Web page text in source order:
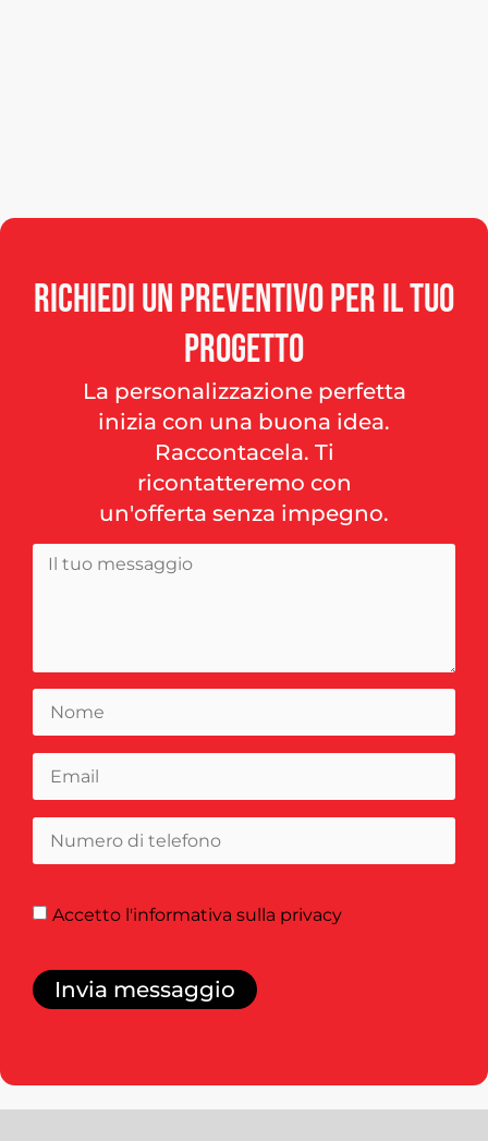
Richiediunpreventivoperiltuo
progetto
La personalizzazione perfetta
inizia con una buona idea.
Raccontacela. Ti
ricontatteremo con
un'offerta senza impegno.
Accetto l'informativa sulla privacy
Invia messaggio